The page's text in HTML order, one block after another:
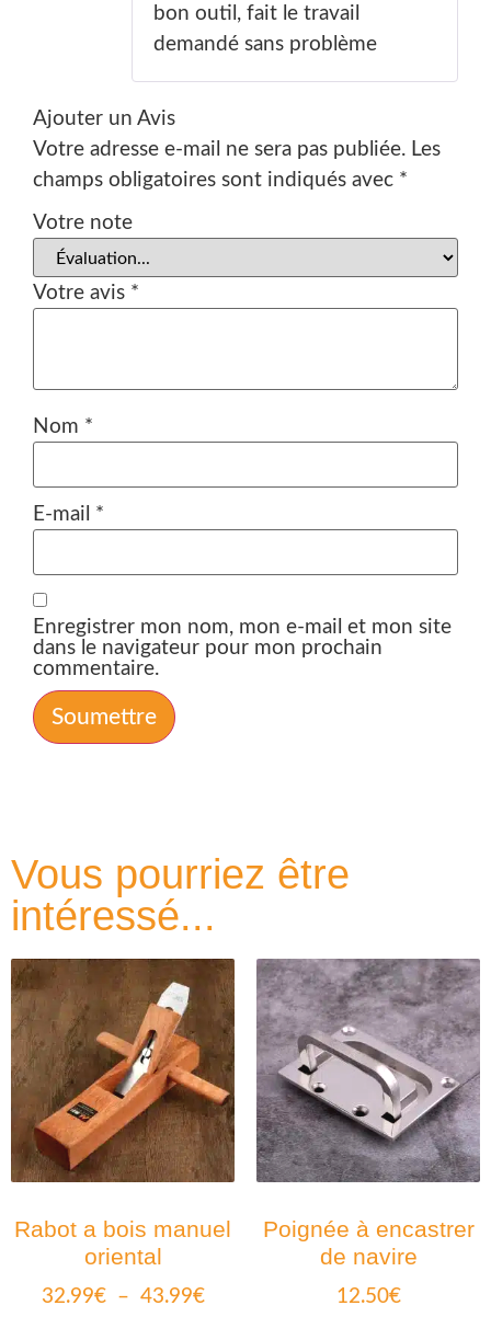
bon outil, fait le travail
demandé sans problème
Ajouter un Avis
Votre adresse e-mail ne sera pas publiée. Les
champs obligatoires sont indiqués avec *
Votre note
Votre avis *
Nom *
E-mail *
Enregistrer mon nom, mon e-mail et mon site
dans le navigateur pour mon prochain
commentaire.
Vous pourriez être
intéressé...
Rabot a bois manuel
oriental
32.99€ – 43.99€
Poignée à encastrer
de navire
12.50€